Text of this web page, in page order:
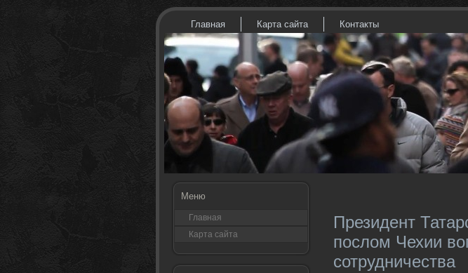
Главная Карта сайта Контакты
Меню
Главная
Карта сайта
Президент
послом Чехии
сотрудничества